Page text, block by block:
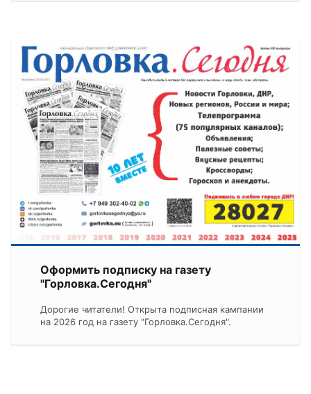
Оформить подписку на газету
"Горловка.Сегодня"
Дорогие читатели! Открыта подписная кампании
на 2026 год на газету "Горловка.Сегодня".